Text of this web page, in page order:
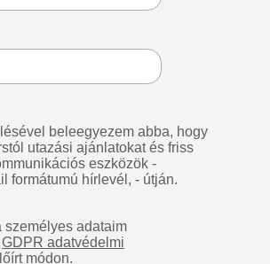
beleegyezem abba, hogy
utazási ajánlatokat és friss
eszközök -
formátumú hírlevél, - útján.
személyes adataim
GDPR adatvédelmi
módon.